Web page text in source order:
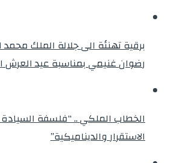
برقية تهنئة الى جلالة الملك
رضوان غنيمي بمناسبة عيد العرش
الخطاب الملكي .. “فلسفة السيادة
الاستقرار والديناميكية”